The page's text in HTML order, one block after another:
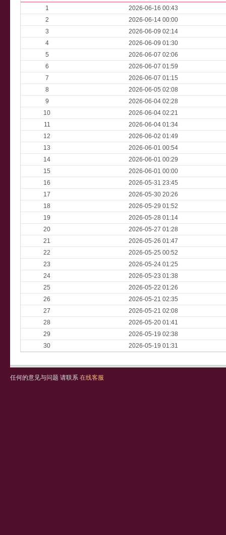
1
2026-06-16 00:43
2
2026-06-14 00:00
3
2026-06-09 02:14
4
2026-06-09 01:30
5
2026-06-07 02:06
6
2026-06-07 01:59
7
2026-06-07 01:15
8
2026-06-05 02:08
9
2026-06-04 02:28
10
2026-06-04 02:21
11
2026-06-04 01:34
12
2026-06-02 01:49
13
2026-06-01 00:54
14
2026-06-01 00:29
15
2026-06-01 00:00
16
2026-05-31 23:45
17
2026-05-30 20:26
18
2026-05-29 01:52
19
2026-05-28 01:14
20
2026-05-27 01:28
21
2026-05-26 01:47
22
2026-05-25 00:52
23
2026-05-24 01:25
24
2026-05-23 01:38
25
2026-05-22 01:26
26
2026-05-21 02:35
27
2026-05-21 02:08
28
2026-05-20 01:41
29
2026-05-19 02:38
30
2026-05-19 01:31
任何的意见与问题 请联系 在线客服